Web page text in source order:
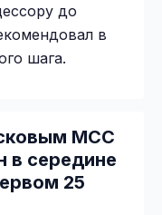
до
в
шага.
MCC
в середине
25